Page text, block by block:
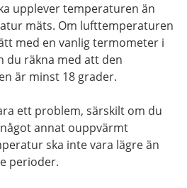
upplever temperaturen än
mäts. Om lufttemperaturen
med en vanlig termometer i
du räkna med att den
är minst 18 grader.
ett problem, särskilt om du
annat ouppvärmt
ska inte vara lägre än
perioder.